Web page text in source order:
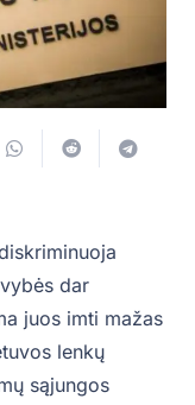
dar
juos imti mažas
lenkų
sąjungos